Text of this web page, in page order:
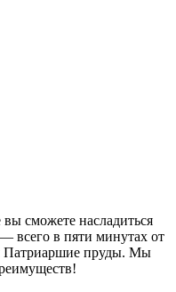
сможете насладиться
всего в пяти минутах от
Патриаршие пруды. Мы